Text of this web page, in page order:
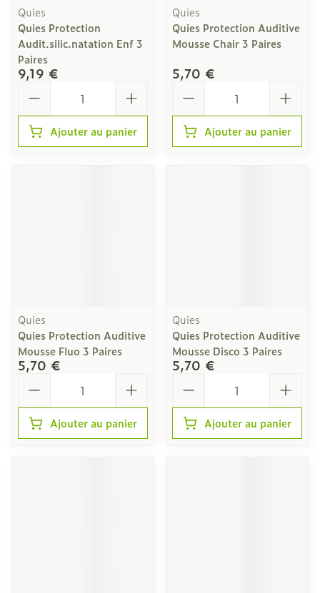
Quies
Quies Protection
Audit.silic.natation Enf 3
Paires
9,19 €
Ajouter au panier
Quies
Quies Protection Auditive
Mousse Chair 3 Paires
5,70 €
Ajouter au panier
Quies
Quies Protection Auditive
Mousse Fluo 3 Paires
5,70 €
Ajouter au panier
Quies
Quies Protection Auditive
Mousse Disco 3 Paires
5,70 €
Ajouter au panier